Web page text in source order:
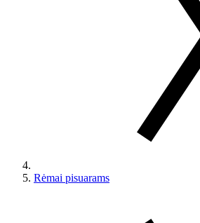
Rėmai pisuarams